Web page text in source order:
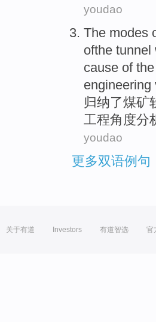
youdao
The modes
ofthe tunnel
cause of
engineering
归纳了煤矿
工程角度分
youdao
更多双语例句
关于有道 Investors 有道智选 官